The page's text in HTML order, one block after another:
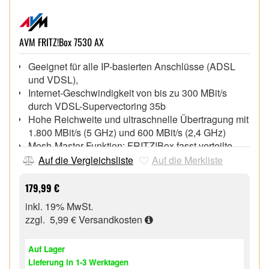
AVM FRITZ!Box 7530 AX
Geeignet für alle IP-basierten Anschlüsse (ADSL
und VDSL),
Internet-Geschwindigkeit von bis zu 300 MBit/s
durch VDSL-Supervectoring 35b
Hohe Reichweite und ultraschnelle Übertragung mit
1.800 MBit/s (5 GHz) und 600 MBit/s (2,4 GHz)
Mesh-Master-Funktion: FRITZ!Box fasst verteilte
WLAN-Zugangspunkte (z. B. FRITZ!Repeater) zu
zusammen
Wi-Fi 6 (WLAN ax) für ein anspruchsvolles
Heimnetz mit einer Vielzahl an WLAN-Endgeräten
USB-Anschluss für Speichermedien (NAS),
Bereitstellung von Musik, Filmen und Bildern über
integrierten Mediaserver, z.B. am Smart TV
Auf die Vergleichsliste Auf die Merkliste
179,99 €
inkl. 19% MwSt.
zzgl. 5,99 €Versandkosten
Auf Lager
Lieferung in 1-3 Werktagen